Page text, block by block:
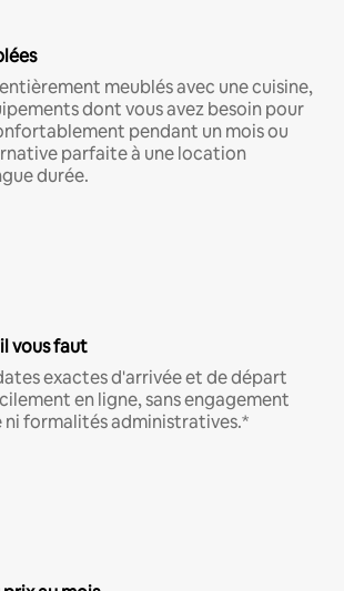
meublés avec une cuisine,
dont vous avez besoin pour
pendant un mois ou
parfaite à une location
durée.
vous faut
exactes d'arrivée et de départ
en ligne, sans engagement
formalités administratives.*